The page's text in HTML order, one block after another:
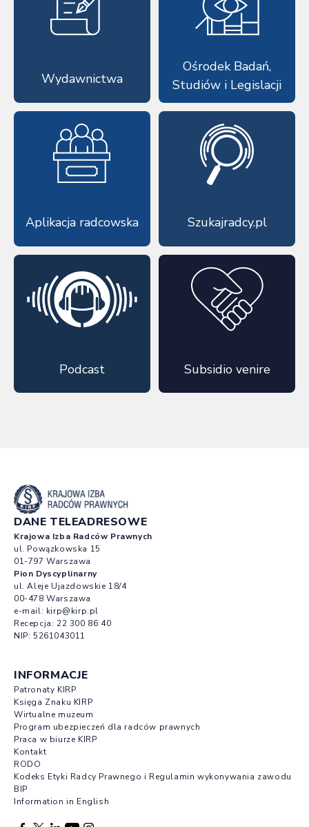
Wydawnictwa
Ośrodek Badań,
Studiów i Legislacji
Aplikacja radcowska Szukajradcy.pl
Podcast Subsidio venire
DANE TELEADRESOWE
Krajowa Izba Radców Prawnych
ul. Powązkowska 15
01-797 Warszawa
Pion Dyscyplinarny
ul. Aleje Ujazdowskie 18/4
00-478 Warszawa
e-mail: kirp@kirp.pl
Recepcja: 22 300 86 40
NIP: 5261043011
INFORMACJE
Patronaty KIRP
Księga Znaku KIRP
Wirtualne muzeum
Program ubezpieczeń dla radców prawnych
Praca w biurze KIRP
Kontakt
RODO
Kodeks Etyki Radcy Prawnego i Regulamin wykonywania zawodu
BIP
Information in English